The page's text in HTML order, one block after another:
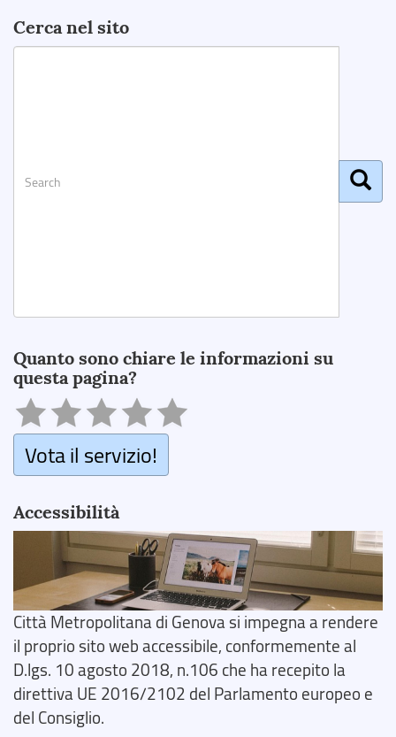
Cerca nel sito
Quanto sono chiare le informazioni su
questa pagina?
Vota il servizio!
Accessibilità
Città Metropolitana di Genova si impegna a rendere
il proprio sito web accessibile, conformemente al
D.lgs. 10 agosto 2018, n.106 che ha recepito la
direttiva UE 2016/2102 del Parlamento europeo e
del Consiglio.